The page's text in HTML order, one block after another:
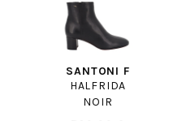
SANTONI F
HALFRIDA
NOIR